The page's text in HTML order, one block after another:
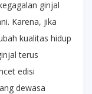
ginjal
Karena, jika
kualitas hidup
terus
edisi
dewasa